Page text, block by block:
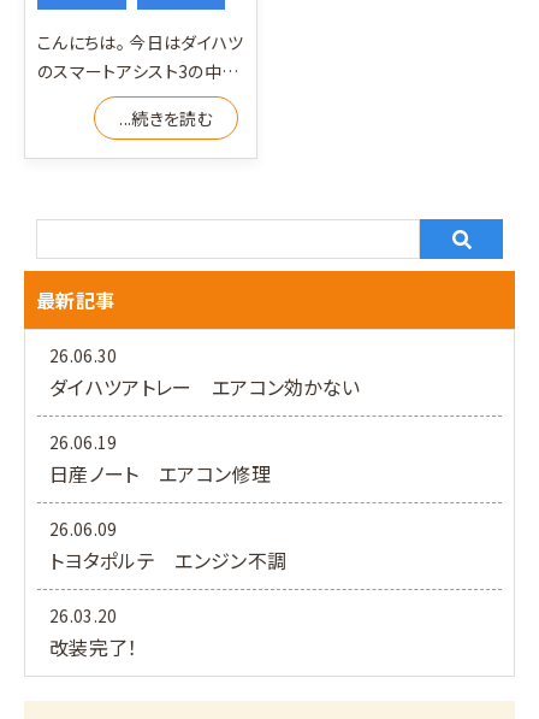
こんにちは。 今日はダイハツ
のスマートアシスト3の中で
も進化した最新のスマアシ3
のエーミングターゲッ
...続きを読む
最新記事
26.06.30
ダイハツアトレー エアコン効かない
26.06.19
日産ノート エアコン修理
26.06.09
トヨタポルテ エンジン不調
26.03.20
改装完了！